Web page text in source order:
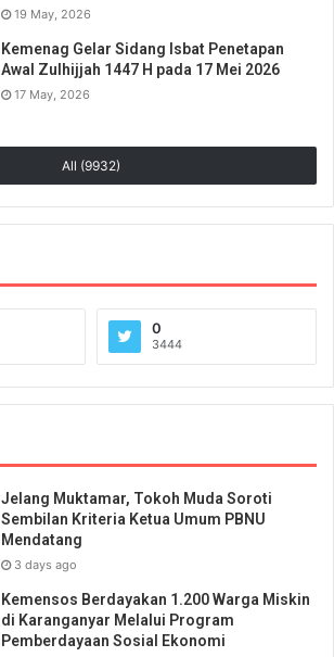
19 May, 2026
Kemenag Gelar Sidang Isbat Penetapan
Awal Zulhijjah 1447 H pada 17 Mei 2026
17 May, 2026
All (9932)
0
3444
Jelang Muktamar, Tokoh Muda Soroti
Sembilan Kriteria Ketua Umum PBNU
Mendatang
3 days ago
Kemensos Berdayakan 1.200 Warga Miskin
di Karanganyar Melalui Program
Pemberdayaan Sosial Ekonomi